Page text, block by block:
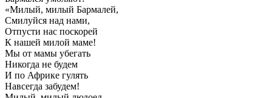
«Милый, милый Бармалей,
Смилуйся над нами,
Отпусти нас поскорей
К нашей милой маме!
Мы от мамы убегать
Никогда не будем
И по Африке гулять
Навсегда забудем!